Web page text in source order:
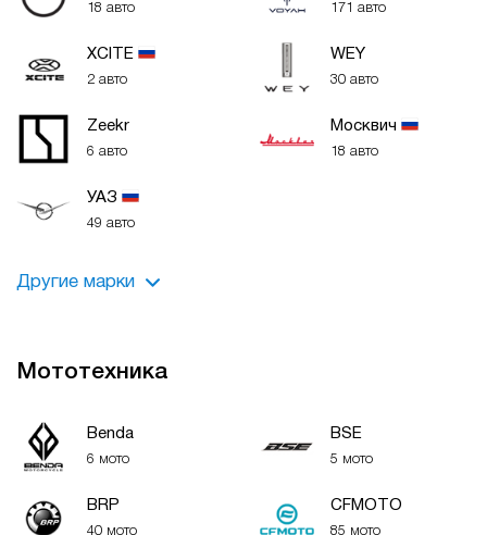
18 авто 171 авто
XСITE
2 авто
WEY
30 авто
Zeekr
6 авто
Москвич
18 авто
УАЗ
49 авто
Другие марки
Нет авто
Нет авто Нет авто
Нет авто Нет авто
Мототехника
Benda
6 мото
BSE
5 мото
BRP
40 мото
CFMOTO
85 мото